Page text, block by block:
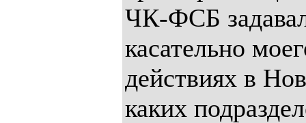
ЧК-ФСБ
касательно
действиях в
каких